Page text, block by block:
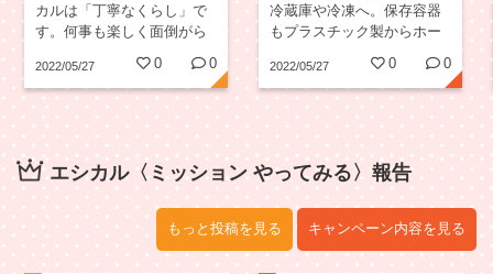
カルは「丁寧なくらし」で
す。何事も楽しく面倒がら
ずにやることです😊
2022/05/27 0 0
冷蔵庫や冷凍へ。保存容器
もプラスチック製からホー
ロー製に順次買い替えてい
ってます。ホーロー製の容
器で保存すると、カレーの
買い替えられる容器は長く
2022/05/27 0 0
エシカル〈ミッション やってみる〉報告
もっと投稿を見る キャンペーン内容を見る